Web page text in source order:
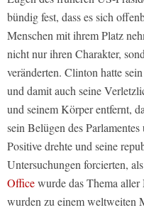
bündig fest, dass es sich
Menschen mit ihrem Platz
nicht nur ihren Charakter,
veränderten. Clinton hatte
und damit auch seine
und seinem Körper entfernt,
sein Belügen des
Positive drehte und seine
Untersuchungen forcierten,
Officewurde das Thema
wurden zu einem weltweiten